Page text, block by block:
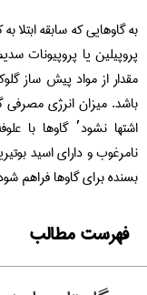
پروپیلین یا پروپیونات
مقدار از مواد پیش ساز
باشد. میزان انرژی مصرفی
اشتها نشود٬
نامرغوب و دارای اسید
بسنده برای گاوها فراهم
فهرست مطالب